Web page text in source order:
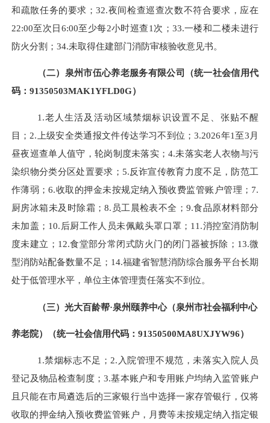
和疏散任务的要求； 32.夜间检查巡查次数不符合要求，应在
22:00至次日6:00至少每2小时巡查1 次； 33.一楼和二楼未进行
防火分割； 34.未取得住建部门消防审核验收意见书。
（二）泉州市伍心养老服务有限公司（统一社会信用代
码： 91350503MAK1YFLD0G）
1.老人生活及活动区域禁烟标识设置不足、张贴不醒
目 ； 2. 上级安全类通报文件传达学习不到位 ；3.2026年1至3 月
昼夜巡查单人值守，轮岗制度未落实 ；4.未落实老人衣物与污
染织物分类分区处置要求 ； 5.反诈宣传教育力度不足，防范工
作薄弱 ；6.收取的押金未按规定纳入预收费监管账户管理 ； 7.
厨房冰箱未及时除霜；8. 员工晨检表不全； 9.食品原材料部分
未加盖； 10. 后厨工作人员未佩戴头罩口罩； 11.消控室消防制
度未建立； 12.食堂部分常闭式防火门的闭门器被拆除； 13.微
型消防站配备数量不足； 14.福建省智慧消防综合服务平台长期
处于低管理水平，单位主体管理责任落实不到位。
（三）光大百龄帮·泉州颐养中心（泉州市社会福利中心
养老院）（统一社会信用代码： 91350500MA8UXJYW96）
1.禁烟标志不足； 2. 入院管理不规范，未落实入院人员
登记及物品检查制度； 3.基本账户和专用账户均纳入监管账户
且只能在市局遴选后的三家银行当中选择一家存管银行，仅将
收取的押金纳入预收费监管账户 ，月费等未按规定纳入 指定银